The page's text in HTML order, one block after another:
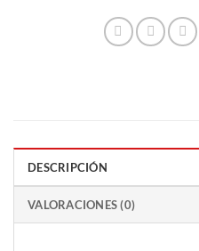
DESCRIPCIÓN
VALORACIONES (0)